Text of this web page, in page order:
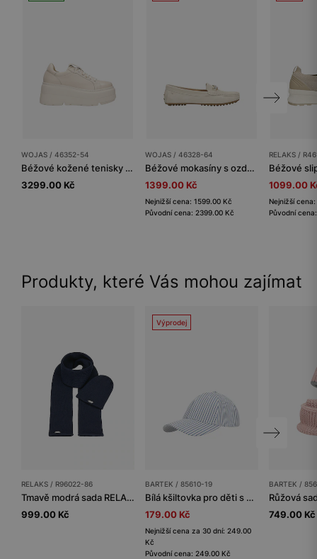
WOJAS / 46352-54
Béžové kožené tenisky na vysoké platformě
3299.00 Kč
WOJAS / 46328-64
Béžové mokasíny s ozdobnou bižuterií
1399.00 Kč
Nejnižší cena: 1599.00 Kč
Původní cena: 2399.00 Kč
RELAKS /
1099.00
Nejnižší
Původní
Produkty, které Vás mohou zajímat
RELAKS / R96022-86
Tmavě modrá sada RELAKS čepice + šála
999.00 Kč
Výprodej
BARTEK / 85610-19
Bílá kšiltovka pro děti s modrými pruhy BARTEK 85610-19
179.00 Kč
Nejnižší cena za 30 dní: 249.00
Kč
Původní cena: 249.00 Kč
BARTEK /
749.00 Kč